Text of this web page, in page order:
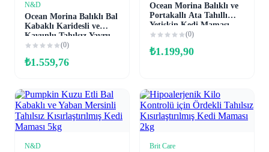
N&D
Ocean Morina Balıklı Bal
Kabaklı Karidesli ve
Kavunlu Tahılsız Yavru
Kedi Maması 1,5kg
(0)
₺1.559,76
Ocean Morina Balıklı ve
Portakallı Ata Tahıllı
Yetişkin Kedi Maması
1,5kg
(0)
₺1.199,90
N&D Brit Care